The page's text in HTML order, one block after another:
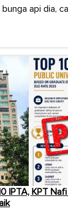
api dia,
IPTA, KPT